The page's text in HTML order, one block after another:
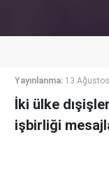
Yayınlanma: 13
İki ülke
işbirliği